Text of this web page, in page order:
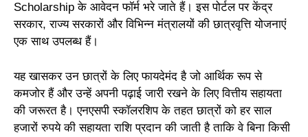
Scholarship के आवेदन फॉर्म भरे जाते हैं। इस पोर्टल पर केंद्र
सरकार, राज्य सरकारों और विभिन्न मंत्रालयों की छात्रवृत्ति योजनाएं
एक साथ उपलब्ध हैं।
यह खासकर उन छात्रों के लिए फायदेमंद है जो आर्थिक रूप से
कमजोर हैं और उन्हें अपनी पढ़ाई जारी रखने के लिए वित्तीय सहायता
की जरूरत है। एनएसपी स्कॉलरशिप के तहत छात्रों को हर साल
हजारों रुपये की सहायता राशि प्रदान की जाती है ताकि वे बिना किसी